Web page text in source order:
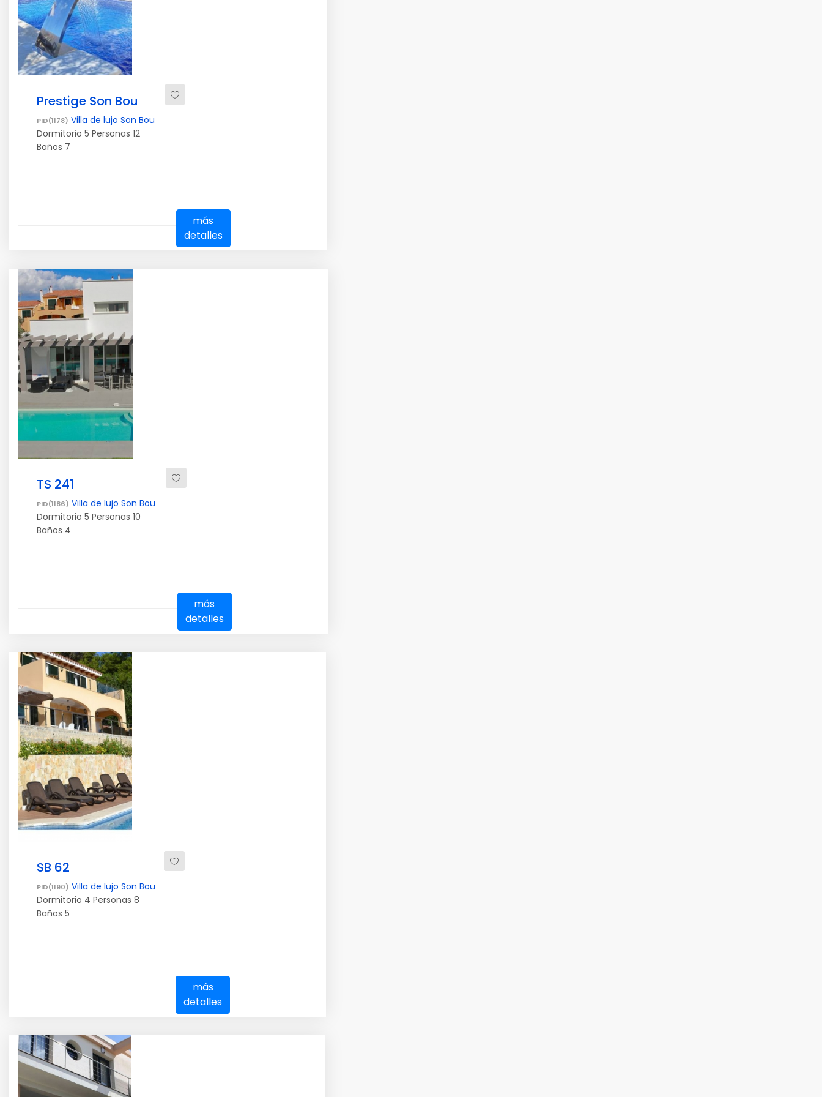
Prestige Son Bou
PID(1178) Villa de lujo Son Bou
Dormitorio 5 Personas 12
Baños 7
más
detalles
TS 241
PID(1186) Villa de lujo Son Bou
Dormitorio 5 Personas 10
Baños 4
más
detalles
SB 62
PID(1190) Villa de lujo Son Bou
Dormitorio 4 Personas 8
Baños 5
más
detalles